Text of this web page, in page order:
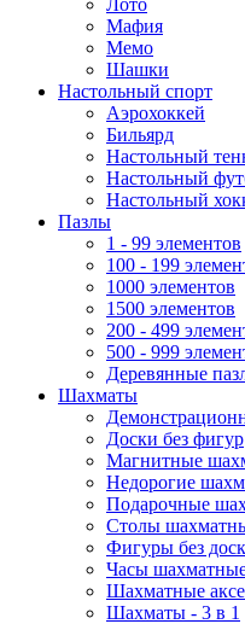
Лото
Мафия
Мемо
Шашки
Настольный спорт
Аэрохоккей
Бильярд
Настольный
Настольный
Настольный
Пазлы
1 - 99 элементов
100 - 199
1000 элементов
1500 элементов
200 - 499
500 - 999
Деревянные
Шахматы
Доски без фигур
Магнитные
Недорогие
Подарочные
Столы
Фигуры без
Часы
Шахматные
Шахматы - 3 в 1